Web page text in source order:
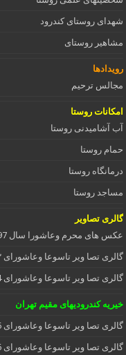
شهدای روستای کندرود
مشاهیر روستای
رویدادها
مجالس ترحیم
امکانات روستا
آب آشامیدنی روستا
حمام روستا
درمانگاه روستا
مساجد روستا
گالری تصاویر
عکس های محرم وعاشورا سال 1397
گالری تصا ویر تاسوعا وعاشورای ۱۳۹۳
گالری تصا ویر تاسوعا وعاشورای ۱۳۹4
خیریه کندرودیهای مقیم تهران
گالری تصا ویر تاسوعا وعاشورای 1395
گالری تصا ویر تاسوعا وعاشورای 1396